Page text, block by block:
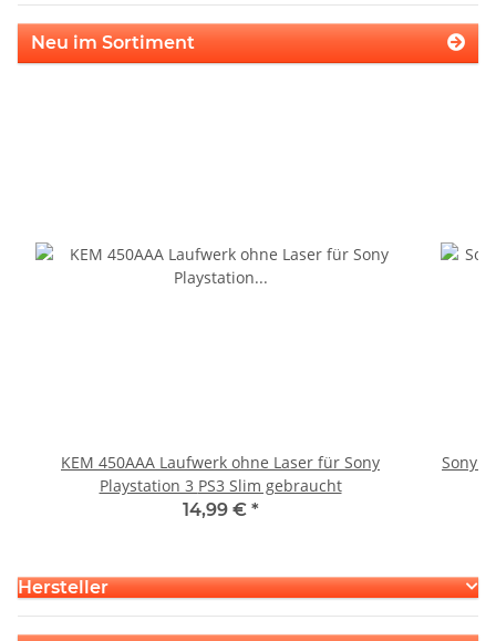
Neu im Sortiment
KEM 450AAA Laufwerk ohne Laser für Sony
Playstation 3 PS3 Slim gebraucht
14,99 € *
Sony
Hersteller